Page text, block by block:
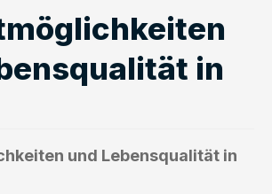
in
und Lebensqualität in